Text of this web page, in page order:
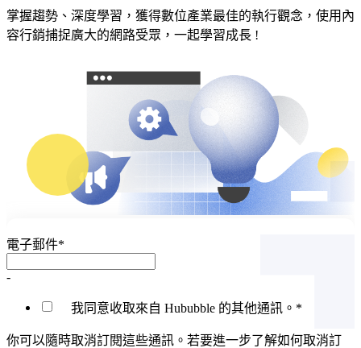
掌握趨勢、深度學習，獲得數位產業最佳的執行觀念，使用內
容行銷捕捉廣大的網路受眾，一起學習成長 !
電子郵件*
-
我同意收取來自 Hububble 的其他通訊。 *
你可以隨時取消訂閱這些通訊。若要進一步了解如何取消訂